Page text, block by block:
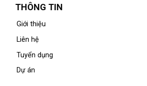
THÔNG TIN
Giới thiệu
Liên hệ
Tuyển dụng
Dự án